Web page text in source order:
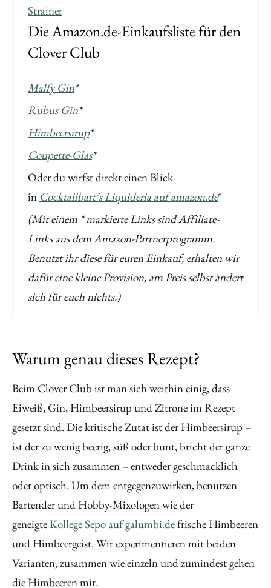
Strainer
Die Amazon.de-Einkaufsliste für den
Clover Club
Malfy Gin*
Rubus Gin*
Himbeersirup*
Coupette-Glas*
Oder du wirfst direkt einen Blick
in Cocktailbart’s Liquideria auf amazon.de*
(Mit einem * markierte Links sind Affiliate-
Links aus dem Amazon-Partnerprogramm.
Benutzt ihr diese für euren Einkauf, erhalten wir
dafür eine kleine Provision, am Preis selbst ändert
sich für euch nichts.)
Warum genau dieses Rezept?
Beim Clover Club ist man sich weithin einig, dass
Eiweiß, Gin, Himbeersirup und Zitrone im Rezept
gesetzt sind. Die kritische Zutat ist der Himbeersirup –
ist der zu wenig beerig, süß oder bunt, bricht der ganze
Drink in sich zusammen – entweder geschmacklich
oder optisch. Um dem entgegenzuwirken, benutzen
Bartender und Hobby-Mixologen wie der
geneigteKollege Sepo auf galumbi.defrische Himbeeren
und Himbeergeist. Wir experimentieren mit beiden
Varianten, zusammen wie einzeln und zumindest gehen
die Himbeeren mit.